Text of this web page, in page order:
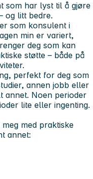
som har lyst til å gjøre
og litt bedre.
som konsulent i
min er variert,
deg som kan
støtte – både på
perfekt for deg som
annen jobb eller
annet. Noen perioder
lite eller ingenting.
med praktiske
annet: